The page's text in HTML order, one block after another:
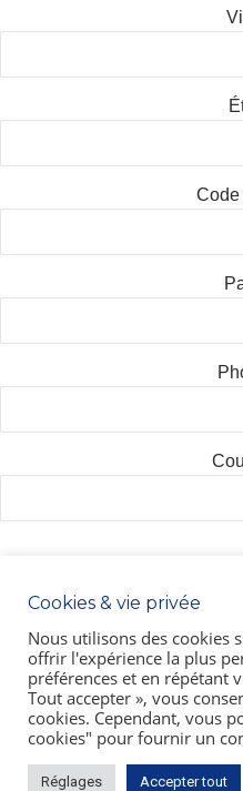
Code
*
Cookies & vie privée
Nous utilisons des cookies
offrir l'expérience la plus
préférences et en répétant
Tout accepter », vous
cookies. Cependant, vous
cookies" pour fournir un
Réglages Accepter tout